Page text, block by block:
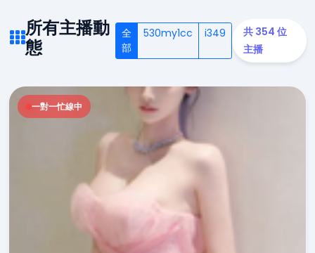
所有主播動
態
全
部
530my1cc i349
共 354 位
主播
一對一忙線中